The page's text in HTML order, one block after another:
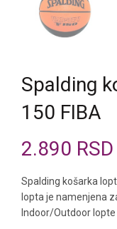
Spalding
150 FIBA
2.890 RSD
Spalding košarka
lopta je namenjena
Indoor/Outdoor lopte